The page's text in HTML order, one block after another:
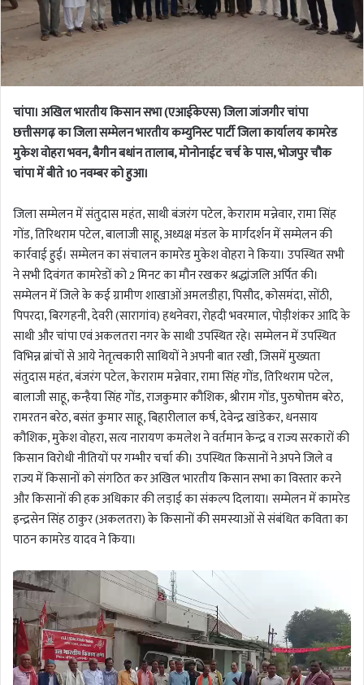
चांपा। अखिल भारतीय किसान सभा (एआईकेएस) जिला जांजगीर चांपा
छत्तीसगढ़ का जिला सम्मेलन भारतीय कम्युनिस्ट पार्टी जिला कार्यालय कामरेड
मुकेश वोहरा भवन, बैगीन बधांन तालाब, मोनोनाईट चर्च के पास, भोजपुर चौक
चांपा में बीते 10 नवम्बर को हुआ।
जिला सम्मेलन में संतुदास महंत, साथी बंजरंग पटेल, केराराम मन्नेवार, रामा सिंह
गोंड, तिरिथराम पटेल, बालाजी साहू, अध्यक्ष मंडल के मार्गदर्शन में सम्मेलन की
कार्रवाई हुई। सम्मेलन का संचालन कामरेड मुकेश वोहरा ने किया। उपस्थित सभी
ने सभी दिवंगत कामरेडों को 2 मिनट का मौन रखकर श्रद्धांजलि अर्पित की।
सम्मेलन में जिले के कई ग्रामीण शाखाओं अमलडीहा, पिसौद, कोसमंदा, सोंठी,
पिपरदा, बिरगहनी, देवरी (सारागांव) हथनेवरा, रोहदी भवरमाल, पोड़ीशंकर आदि के
साथी और चांपा एवं अकलतरा नगर के साथी उपस्थित रहे। सम्मेलन में उपस्थित
विभिन्न ब्रांचों से आये नेतृत्वकारी साथियों ने अपनी बात रखी, जिसमें मुख्यता
संतुदास महंत, बंजरंग पटेल, केराराम मन्नेवार, रामा सिंह गोंड, तिरिथराम पटेल,
बालाजी साहू, कन्हैया सिंह गोंड, राजकुमार कौशिक, श्रीराम गोंड, पुरुषोत्तम बरेठ,
रामरतन बरेठ, बसंत कुमार साहू, बिहारीलाल कर्ष, देवेन्द्र खांडेकर, धनसाय
कौशिक, मुकेश वोहरा, सत्य नारायण कमलेश ने वर्तमान केन्द्र व राज्य सरकारों की
किसान विरोधी नीतियों पर गम्भीर चर्चा की। उपस्थित किसानों ने अपने जिले व
राज्य में किसानों को संगठित कर अखिल भारतीय किसान सभा का विस्तार करने
और किसानों की हक अधिकार की लड़ाई का संकल्प दिलाया। सम्मेलन में कामरेड
इन्द्रसेन सिंह ठाकुर (अकलतरा) के किसानों की समस्याओं से संबंधित कविता का
पाठन कामरेड यादव ने किया।